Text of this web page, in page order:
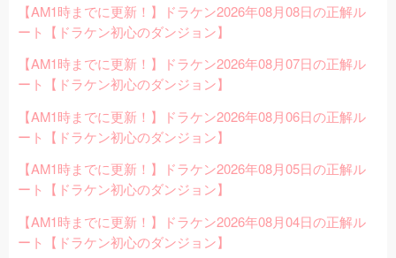
【AM1時までに更新！】ドラケン2026年08月08日の正解ル
ート【ドラケン初心のダンジョン】
【AM1時までに更新！】ドラケン2026年08月07日の正解ル
ート【ドラケン初心のダンジョン】
【AM1時までに更新！】ドラケン2026年08月06日の正解ル
ート【ドラケン初心のダンジョン】
【AM1時までに更新！】ドラケン2026年08月05日の正解ル
ート【ドラケン初心のダンジョン】
【AM1時までに更新！】ドラケン2026年08月04日の正解ル
ート【ドラケン初心のダンジョン】